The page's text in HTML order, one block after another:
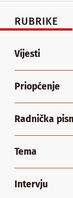
RUBRIKE
Vijesti
Priopćenje
Radnička
Tema
Intervju